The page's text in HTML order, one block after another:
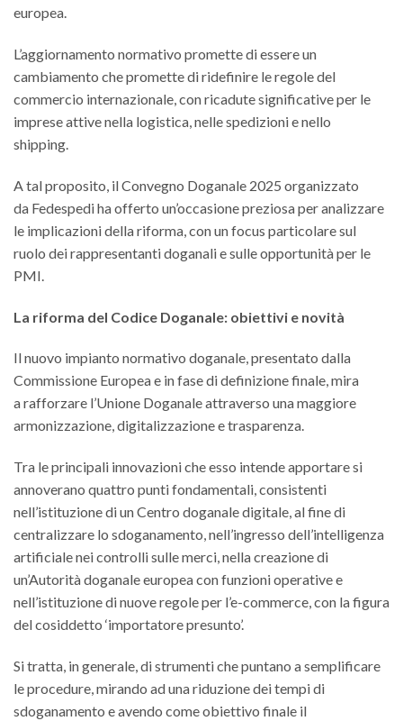
europea.
L’aggiornamento normativo promette di essere un
cambiamento che promette di ridefinire le regole del
commercio internazionale, con ricadute significative per le
imprese attive nella logistica, nelle spedizioni e nello
shipping.
A tal proposito, il Convegno Doganale 2025 organizzato
da Fedespedi ha offerto un’occasione preziosa per analizzare
le implicazioni della riforma, con un focus particolare sul
ruolo dei rappresentanti doganali e sulle opportunità per le
PMI.
La riforma del Codice Doganale: obiettivi e novità
Il nuovo impianto normativo doganale, presentato dalla
Commissione Europea e in fase di definizione finale, mira
a rafforzare l’Unione Doganale attraverso una maggiore
armonizzazione, digitalizzazione e trasparenza.
Tra le principali innovazioni che esso intende apportare si
annoverano quattro punti fondamentali, consistenti
nell’istituzione di un Centro doganale digitale, al fine di
centralizzare lo sdoganamento, nell’ingresso dell’intelligenza
artificiale nei controlli sulle merci, nella creazione di
un’Autorità doganale europea con funzioni operative e
nell’istituzione di nuove regole per l’e-commerce, con la figura
del cosiddetto ‘importatore presunto’.
Si tratta, in generale, di strumenti che puntano a semplificare
le procedure, mirando ad una riduzione dei tempi di
sdoganamento e avendo come obiettivo finale il